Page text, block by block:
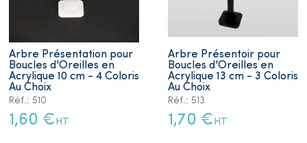
Arbre Présentation pour
Boucles d'Oreilles en
Acrylique 10 cm - 4 Coloris
Au Choix
Réf.: 510
1,60 € HT
Arbre Présentoir pour
Boucles d'Oreilles en
Acrylique 13 cm - 3 Coloris
Au Choix
Réf.: 513
1,70 € HT